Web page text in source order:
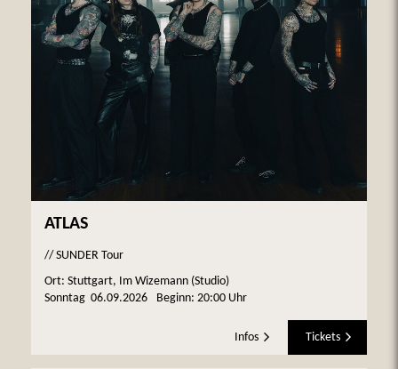
ATLAS
// SUNDER Tour
Ort: Stuttgart, Im Wizemann (Studio)
Sonntag 06.09.2026 Beginn: 20:00 Uhr
Infos Tickets